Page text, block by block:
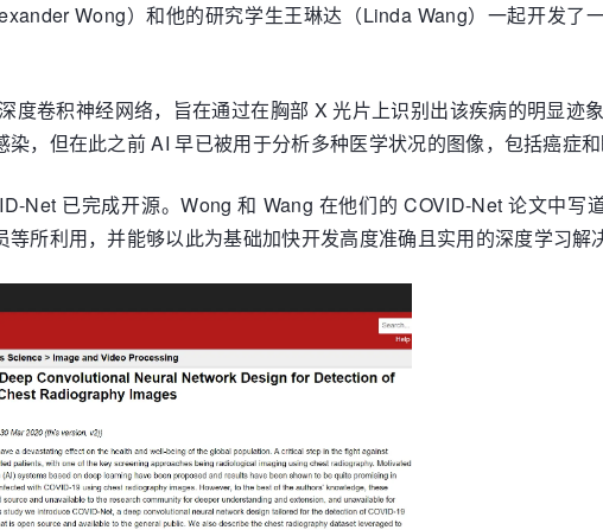
Wong）和他的研究学生王琳达（Linda Wang）一起开发了
度卷积神经网络，旨在通过在胸部 X 光片上识别出该疾病的明显迹
染，但在此之前 AI 早已被用于分析多种医学状况的图像，包括癌症和
Net 已完成开源。Wong 和 Wang 在他们的 COVID-Net 论文中
等所利用，并能够以此为基础加快开发高度准确且实用的深度学习